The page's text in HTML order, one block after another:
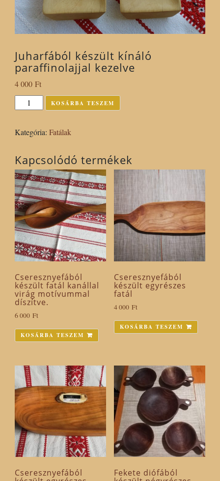
Juharfából készült kínáló
paraffinolajjal kezelve
4 000 Ft
Juharfából
készült
paraffinolajjal
mennyiség
KOSÁRBA TESZEM
Kategória: Fatálak
Kapcsolódó termékek
Cseresznyefából
készült fatál kanállal
virág motívummal
díszítve.
6 000 Ft
KOSÁRBA TESZEM
Cseresznyefából
készült egyrészes
fatál
4 000 Ft
KOSÁRBA TESZEM
Cseresznyefából Fekete diófából